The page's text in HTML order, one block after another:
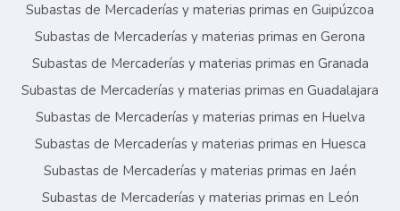
Subastas de Mercaderías y materias primas en Guipúzcoa
Subastas de Mercaderías y materias primas en Gerona
Subastas de Mercaderías y materias primas en Granada
Subastas de Mercaderías y materias primas en Guadalajara
Subastas de Mercaderías y materias primas en Huelva
Subastas de Mercaderías y materias primas en Huesca
Subastas de Mercaderías y materias primas en Jaén
Subastas de Mercaderías y materias primas en León